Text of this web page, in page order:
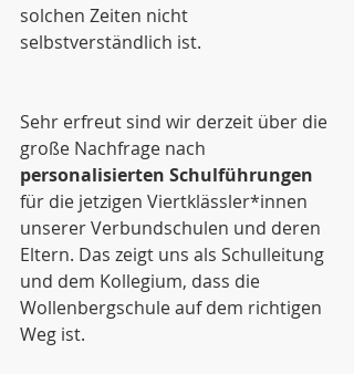
solchen Zeiten nicht
selbstverständlich ist.
Sehr erfreut sind wir derzeit über die
große Nachfrage nach
personalisierten Schulführungen
für die jetzigen Viertklässler*innen
unserer Verbundschulen und deren
Eltern. Das zeigt uns als Schulleitung
und dem Kollegium, dass die
Wollenbergschule auf dem richtigen
Weg ist.